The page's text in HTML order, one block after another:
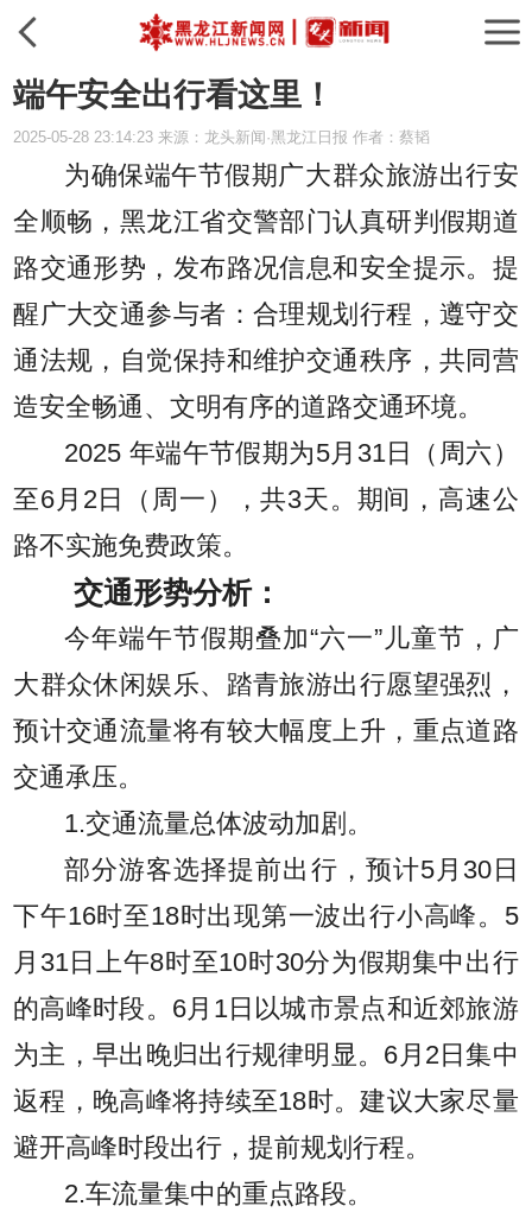
端午安全出行看这里！
2025-05-28 23:14:23 来源：龙头新闻·黑龙江日报 作者：蔡韬
为确保端午节假期广大群众旅游出行安
全顺畅，黑龙江省交警部门认真研判假期道
路交通形势，发布路况信息和安全提示。提
醒广大交通参与者：合理规划行程，遵守交
通法规，自觉保持和维护交通秩序，共同营
造安全畅通、文明有序的道路交通环境。
2025 年端午节假期为5月31日（周六）
至6月2日（周一），共3天。期间，高速公
路不实施免费政策。
交通形势分析：
今年端午节假期叠加“六一”儿童节，广
大群众休闲娱乐、踏青旅游出行愿望强烈，
预计交通流量将有较大幅度上升，重点道路
交通承压。
1.交通流量总体波动加剧。
部分游客选择提前出行，预计5月30日
下午16时至18时出现第一波出行小高峰。5
月31日上午8时至10时30分为假期集中出行
的高峰时段。6月1日以城市景点和近郊旅游
为主，早出晚归出行规律明显。6月2日集中
返程，晚高峰将持续至18时。建议大家尽量
避开高峰时段出行，提前规划行程。
2.车流量集中的重点路段。